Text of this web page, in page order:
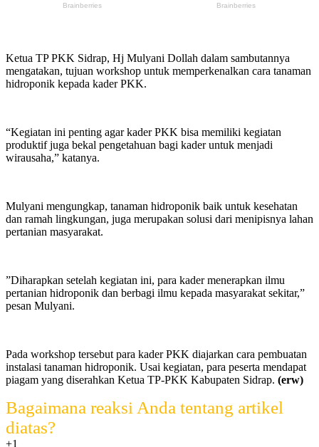
Ketua TP PKK Sidrap, Hj Mulyani Dollah dalam sambutannya
mengatakan, tujuan workshop untuk memperkenalkan cara tanaman
hidroponik kepada kader PKK.
“Kegiatan ini penting agar kader PKK bisa memiliki kegiatan
produktif juga bekal pengetahuan bagi kader untuk menjadi
wirausaha,” katanya.
Mulyani mengungkap, tanaman hidroponik baik untuk kesehatan
dan ramah lingkungan, juga merupakan solusi dari menipisnya lahan
pertanian masyarakat.
”Diharapkan setelah kegiatan ini, para kader menerapkan ilmu
pertanian hidroponik dan berbagi ilmu kepada masyarakat sekitar,”
pesan Mulyani.
Pada workshop tersebut para kader PKK diajarkan cara pembuatan
instalasi tanaman hidroponik. Usai kegiatan, para peserta mendapat
piagam yang diserahkan Ketua TP-PKK Kabupaten Sidrap. (erw)
Bagaimana reaksi Anda tentang artikel
diatas?
+1